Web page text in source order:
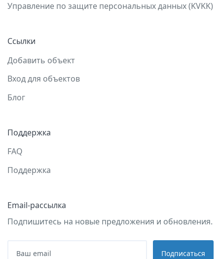
Управление по защите персональных данных (KVKK)
Ссылки
Добавить объект
Вход для объектов
Блог
Поддержка
FAQ
Поддержка
Email-рассылка
Подпишитесь на новые предложения и обновления.
Подписаться